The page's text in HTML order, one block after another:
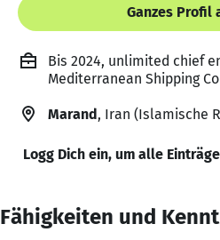
Ganzes Profil
Bis 2024, unlimited chief
Mediterranean Shipping
Marand, Iran (Islamische
Logg Dich ein, um alle
Fähigkeiten und